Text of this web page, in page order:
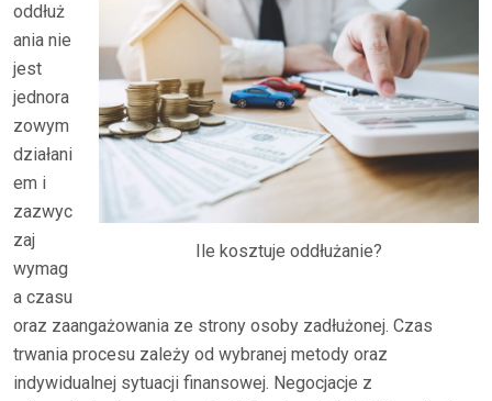
Ile kosztuje oddłużanie?
oddłuż
ania nie
jest
jednora
zowym
działani
em i
zazwyc
zaj
wymag
a czasu
oraz zaangażowania ze strony osoby zadłużonej. Czas
trwania procesu zależy od wybranej metody oraz
indywidualnej sytuacji finansowej. Negocjacje z